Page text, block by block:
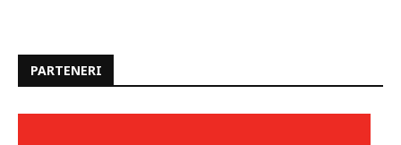
PARTENERI